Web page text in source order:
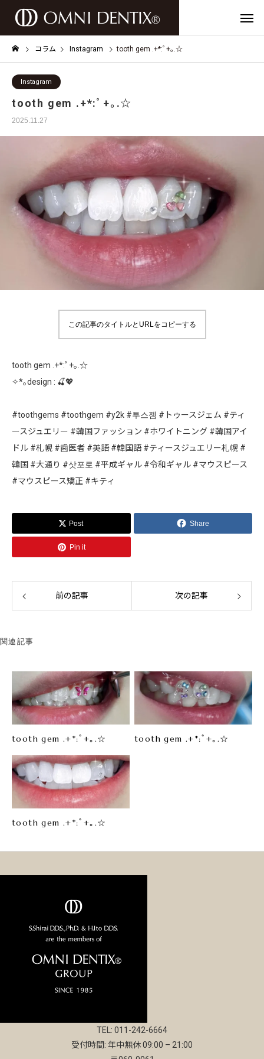
コラム Instagram tooth gem .+*:ﾟ+｡.☆
Instagram
tooth gem .+*:ﾟ+｡.☆
2025.11.27
この記事のタイトルとURLをコピーする
tooth gem .+*:ﾟ+｡.☆
✧*｡design : 🍒💖
#toothgems #toothgem #y2k #투스젬 #トゥースジェム #ティ
ースジュエリー #韓国ファッション #ホワイトニング #韓国アイ
ドル #札幌 #歯医者 #英語 #韓国語 #ティースジュエリー札幌 #
韓国 #大通り #삿포로 #平成ギャル #令和ギャル #マウスピース
#マウスピース矯正 #キティ
Post Share
Pin it
前の記事 次の記事
関連記事
tooth gem .+*:ﾟ+｡.☆ tooth gem .+*:ﾟ+｡.☆
tooth gem .+*:ﾟ+｡.☆
TEL: 011-242-6664
受付時間: 年中無休 09:00 – 21:00